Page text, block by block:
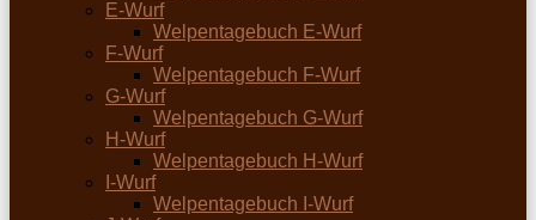
E-Wurf
Welpentagebuch E-Wurf
F-Wurf
Welpentagebuch F-Wurf
G-Wurf
Welpentagebuch G-Wurf
H-Wurf
Welpentagebuch H-Wurf
I-Wurf
Welpentagebuch I-Wurf